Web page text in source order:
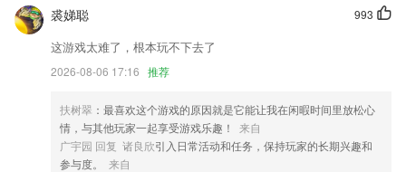
【优化】支持检测新绑定的ios设备
】三端支持按文档分类展示和更多页支持搜索文档功能；归档审批数据，
支持选择审批里自定义的套打模块
优化地图模块，信息设计更简洁
【优化】支持安卓12系统，修复已知Bug，提升视频美颜体验。
美颜相机效果优化
993
裘娣聪
这游戏太难了，根本玩不下去了
2026-08-06 17:16 推荐
扶树翠 ：最喜欢这个游戏的原因就是它能让我在闲暇时间里放松心
情，与其他玩家一起享受游戏乐趣！
来自
广宇园 回复 诸良欣引入日常活动和任务，保持玩家的长期兴趣和
参与度。
来自